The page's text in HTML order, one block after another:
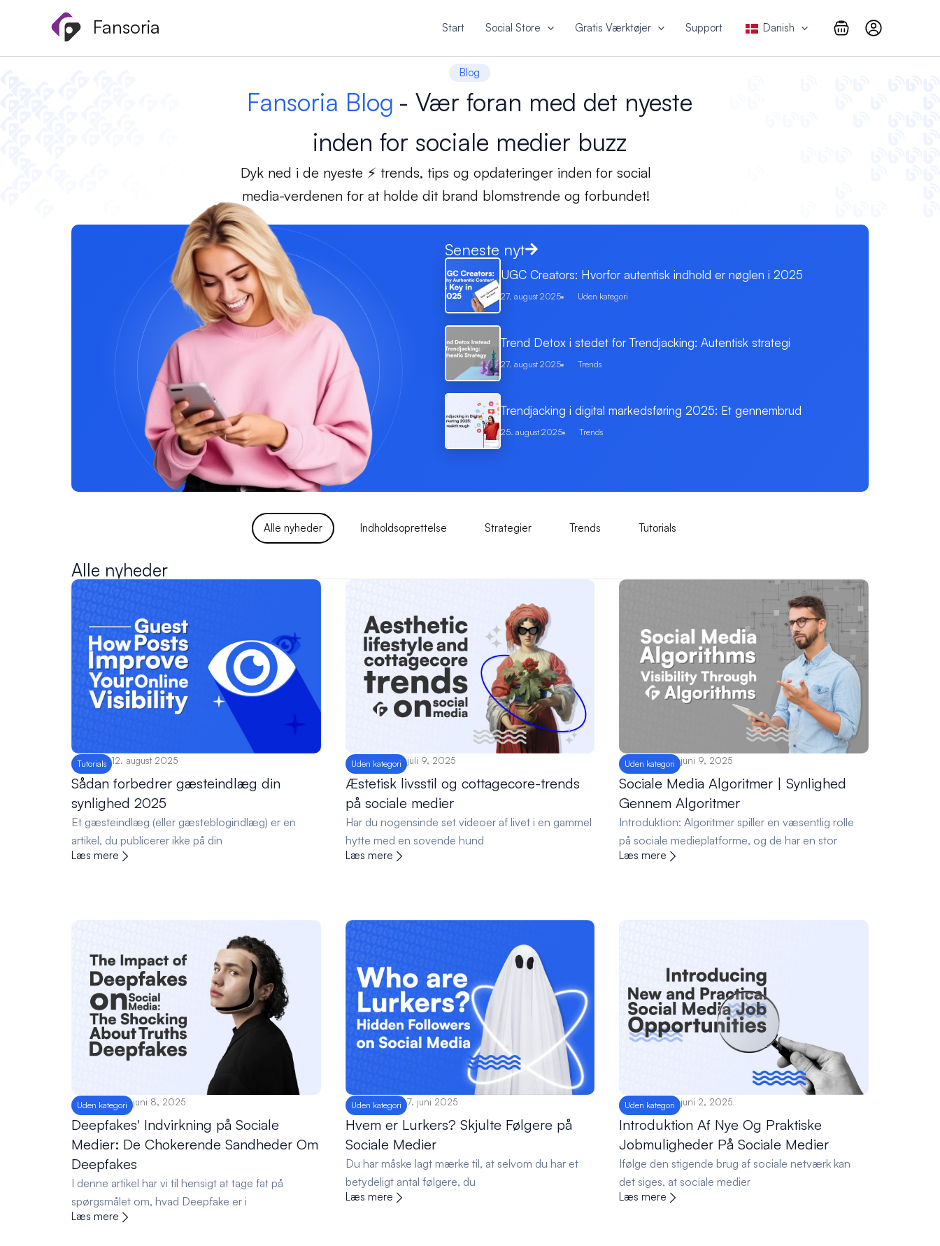
Fansoria Start Social Store Gratis Værktøjer Support Danish
Blog
Fansoria Blog - Vær foran med det nyeste
inden for sociale medier buzz
Dyk ned i de nyeste ⚡ trends, tips og opdateringer inden for social
media-verdenen for at holde dit brand blomstrende og forbundet!
Seneste nyt
UGC Creators: Hvorfor autentisk indhold er nøglen i 2025
27. august 2025 Uden kategori
Trend Detox i stedet for Trendjacking: Autentisk strategi
27. august 2025 Trends
Trendjacking i digital markedsføring 2025: Et gennembrud
25. august 2025 Trends
Alle nyheder Indholdsoprettelse Strategier Trends Tutorials
Alle nyheder
Tutorials 12. august 2025
Sådan forbedrer gæsteindlæg din
synlighed 2025
Et gæsteindlæg (eller gæsteblogindlæg) er en
artikel, du publicerer ikke på din
Læs mere
Uden kategori juli 9, 2025
Æstetisk livsstil og cottagecore-trends
på sociale medier
Har du nogensinde set videoer af livet i en gammel
hytte med en sovende hund
Læs mere
Uden kategori juni 9, 2025
Sociale Media Algoritmer | Synlighed
Gennem Algoritmer
Introduktion: Algoritmer spiller en væsentlig rolle
på sociale medieplatforme, og de har en stor
Læs mere
Uden kategori juni 8, 2025
Deepfakes' Indvirkning på Sociale
Medier: De Chokerende Sandheder Om
Deepfakes
I denne artikel har vi til hensigt at tage fat på
spørgsmålet om, hvad Deepfake er i
Læs mere
Uden kategori 7. juni 2025
Hvem er Lurkers? Skjulte Følgere på
Sociale Medier
Du har måske lagt mærke til, at selvom du har et
betydeligt antal følgere, du
Læs mere
Uden kategori juni 2, 2025
Introduktion Af Nye Og Praktiske
Jobmuligheder På Sociale Medier
Ifølge den stigende brug af sociale netværk kan
det siges, at sociale medier
Læs mere